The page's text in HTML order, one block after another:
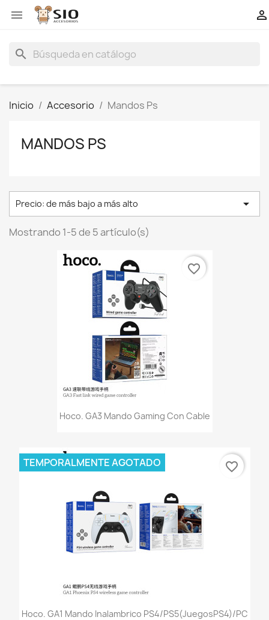
 
search
Inicio Accesorio Mandos Ps
MANDOS PS
Precio: de más bajo a más alto 
Mostrando 1-5 de 5 artículo(s)
Hoco. GA3 Mando Gaming Con Cable
favorite_border
Hoco. GA1 Mando Inalambrico PS4/PS5(JuegosPS4)/PC
TEMPORALMENTE AGOTADO favorite_border